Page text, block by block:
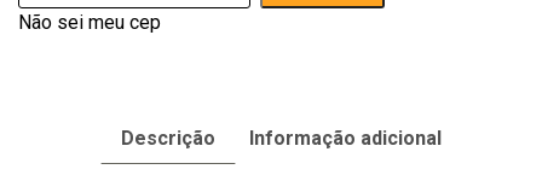
Não sei meu cep
Descrição Informação adicional